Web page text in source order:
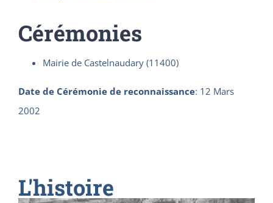
Cérémonies
Mairie de Castelnaudary (11400)
Date de Cérémonie de reconnaissance: 12 Mars
2002
L'histoire